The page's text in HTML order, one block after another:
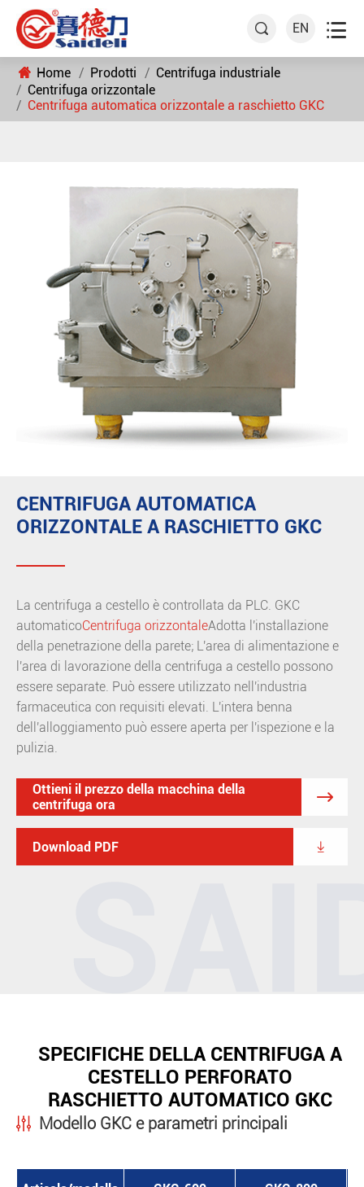
 EN 
Home Prodotti
Centrifuga industriale
Centrifuga orizzontale
Centrifuga automatica orizzontale a raschietto GKC
CENTRIFUGA AUTOMATICA
ORIZZONTALE A RASCHIETTO GKC
La centrifuga a cestello è controllata da PLC. GKC
automaticoCentrifuga orizzontaleAdotta l'installazione
della penetrazione della parete; L'area di alimentazione e
l'area di lavorazione della centrifuga a cestello possono
essere separate. Può essere utilizzato nell'industria
farmaceutica con requisiti elevati. L'intera benna
dell'alloggiamento può essere aperta per l'ispezione e la
pulizia.
Ottieni il prezzo della macchina della
centrifuga ora

Download PDF 
SPECIFICHE DELLA CENTRIFUGA A
CESTELLO PERFORATO
RASCHIETTO AUTOMATICO GKC
Modello GKC e parametri principali